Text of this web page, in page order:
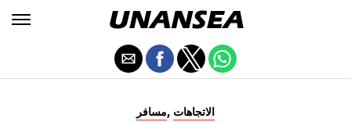
مسافر, الاتجاهات